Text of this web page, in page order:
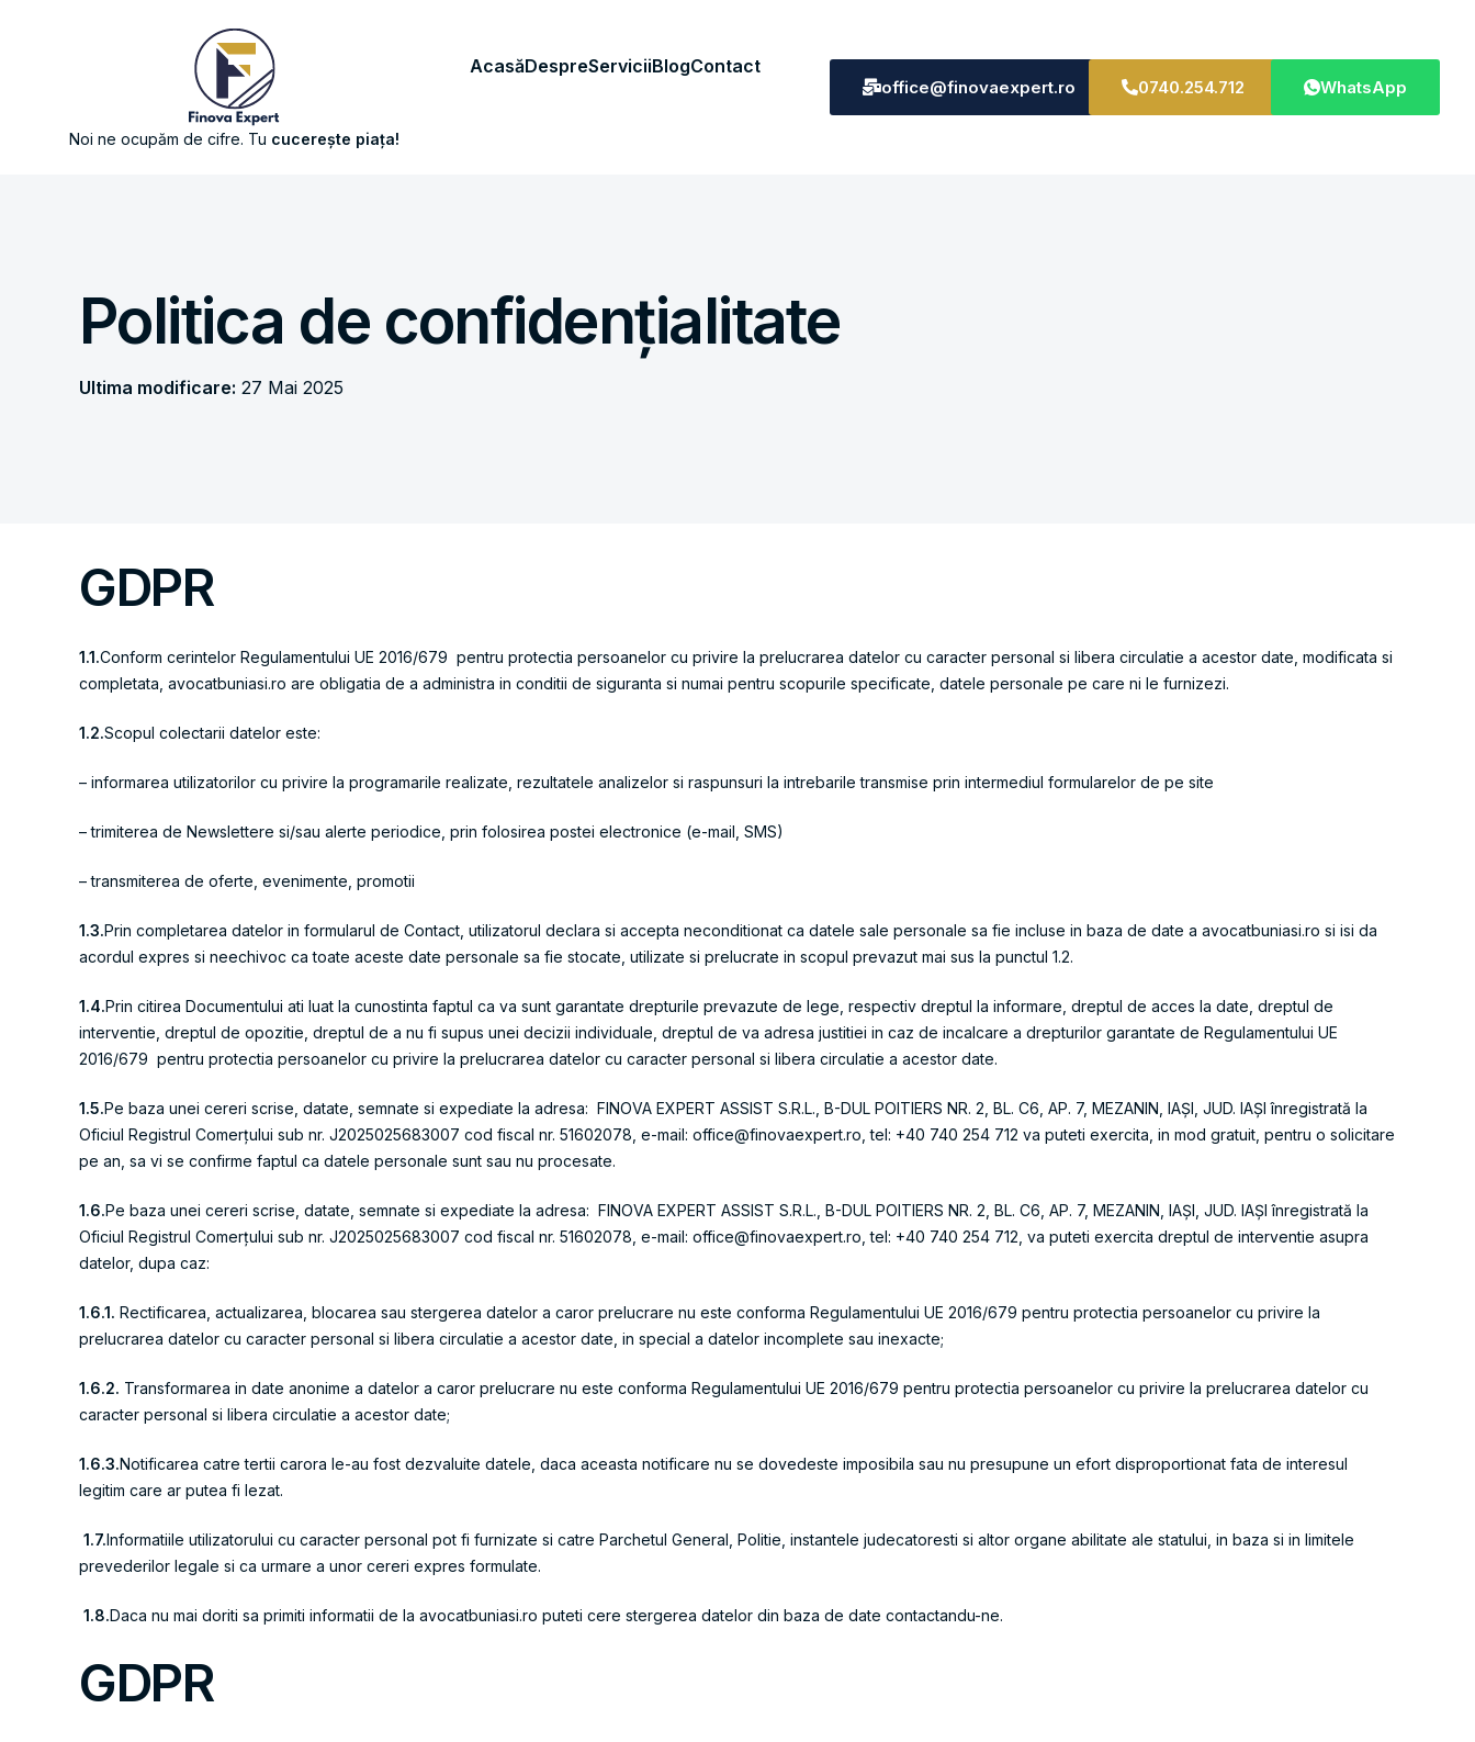
Noi ne ocupăm de cifre. Tu cucerește piața!
AcasăDespreServiciiBlogContact
office@finovaexpert.ro 0740.254.712 WhatsApp
Politica de confidențialitate
Ultima modificare: 27 Mai 2025
GDPR
1.1.Conform cerintelor Regulamentului UE 2016/679 pentru protectia persoanelor cu privire la prelucrarea datelor cu caracter personal si libera circulatie a acestor date, modificata si
completata, avocatbuniasi.ro are obligatia de a administra in conditii de siguranta si numai pentru scopurile specificate, datele personale pe care ni le furnizezi.
1.2.Scopul colectarii datelor este:
– informarea utilizatorilor cu privire la programarile realizate, rezultatele analizelor si raspunsuri la intrebarile transmise prin intermediul formularelor de pe site
– trimiterea de Newslettere si/sau alerte periodice, prin folosirea postei electronice (e-mail, SMS)
– transmiterea de oferte, evenimente, promotii
1.3.Prin completarea datelor in formularul de Contact, utilizatorul declara si accepta neconditionat ca datele sale personale sa fie incluse in baza de date a avocatbuniasi.ro si isi da
acordul expres si neechivoc ca toate aceste date personale sa fie stocate, utilizate si prelucrate in scopul prevazut mai sus la punctul 1.2.
1.4.Prin citirea Documentului ati luat la cunostinta faptul ca va sunt garantate drepturile prevazute de lege, respectiv dreptul la informare, dreptul de acces la date, dreptul de
interventie, dreptul de opozitie, dreptul de a nu fi supus unei decizii individuale, dreptul de va adresa justitiei in caz de incalcare a drepturilor garantate de Regulamentului UE
2016/679 pentru protectia persoanelor cu privire la prelucrarea datelor cu caracter personal si libera circulatie a acestor date.
1.5.Pe baza unei cereri scrise, datate, semnate si expediate la adresa: FINOVA EXPERT ASSIST S.R.L., B-DUL POITIERS NR. 2, BL. C6, AP. 7, MEZANIN, IAȘI, JUD. IAȘI înregistrată la
Oficiul Registrul Comerțului sub nr. J2025025683007 cod fiscal nr. 51602078, e-mail: office@finovaexpert.ro, tel: +40 740 254 712 va puteti exercita, in mod gratuit, pentru o solicitare
pe an, sa vi se confirme faptul ca datele personale sunt sau nu procesate.
1.6.Pe baza unei cereri scrise, datate, semnate si expediate la adresa: FINOVA EXPERT ASSIST S.R.L., B-DUL POITIERS NR. 2, BL. C6, AP. 7, MEZANIN, IAȘI, JUD. IAȘI înregistrată la
Oficiul Registrul Comerțului sub nr. J2025025683007 cod fiscal nr. 51602078, e-mail: office@finovaexpert.ro, tel: +40 740 254 712, va puteti exercita dreptul de interventie asupra
datelor, dupa caz:
1.6.1. Rectificarea, actualizarea, blocarea sau stergerea datelor a caror prelucrare nu este conforma Regulamentului UE 2016/679 pentru protectia persoanelor cu privire la
prelucrarea datelor cu caracter personal si libera circulatie a acestor date, in special a datelor incomplete sau inexacte;
1.6.2. Transformarea in date anonime a datelor a caror prelucrare nu este conforma Regulamentului UE 2016/679 pentru protectia persoanelor cu privire la prelucrarea datelor cu
caracter personal si libera circulatie a acestor date;
1.6.3.Notificarea catre tertii carora le-au fost dezvaluite datele, daca aceasta notificare nu se dovedeste imposibila sau nu presupune un efort disproportionat fata de interesul
legitim care ar putea fi lezat.
1.7.Informatiile utilizatorului cu caracter personal pot fi furnizate si catre Parchetul General, Politie, instantele judecatoresti si altor organe abilitate ale statului, in baza si in limitele
prevederilor legale si ca urmare a unor cereri expres formulate.
1.8.Daca nu mai doriti sa primiti informatii de la avocatbuniasi.ro puteti cere stergerea datelor din baza de date contactandu-ne.
GDPR